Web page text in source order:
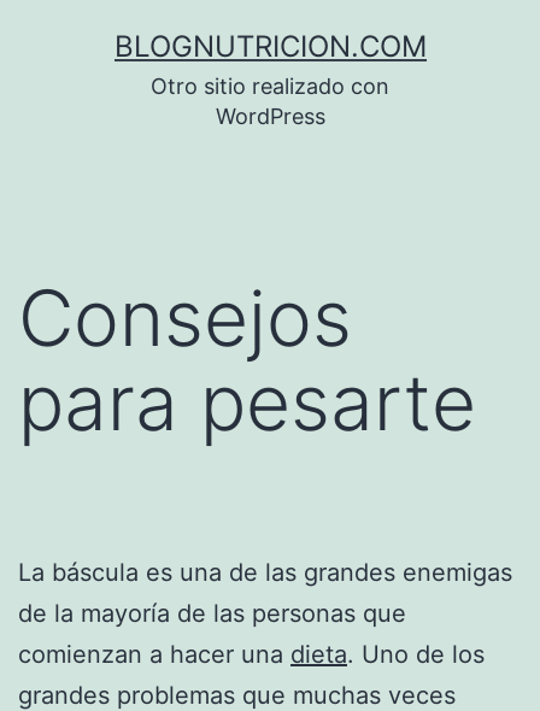
BLOGNUTRICION.COM
Otro sitio realizado con
WordPress
Consejos
para pesarte
La báscula es una de las grandes enemigas
de la mayoría de las personas que
comienzan a hacer una dieta. Uno de los
grandes problemas que muchas veces